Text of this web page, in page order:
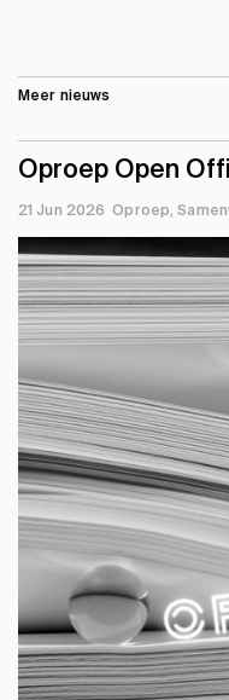
Meer nieuws
Oproep Open
21 Jun 2026 Oproep